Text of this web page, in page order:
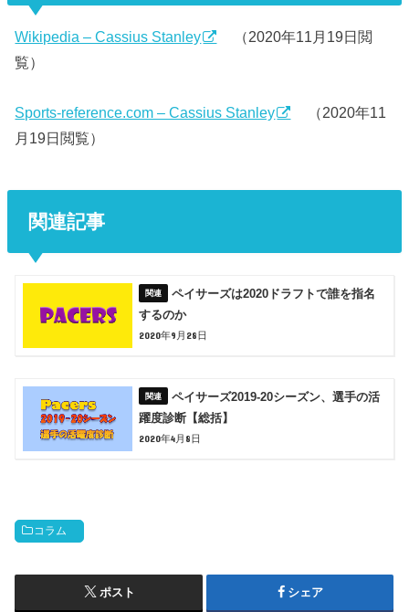
Wikipedia – Cassius Stanley
（2020年11月19日閲
覧）
Sports-reference.com – Cassius Stanley
（2020年11
月19日閲覧）
関連記事
ペイサーズは2020ドラフトで誰を指名
するのか
2020年9月28日
ペイサーズ2019-20シーズン、選手の活
躍度診断【総括】
2020年4月8日
コラム
ポスト シェア